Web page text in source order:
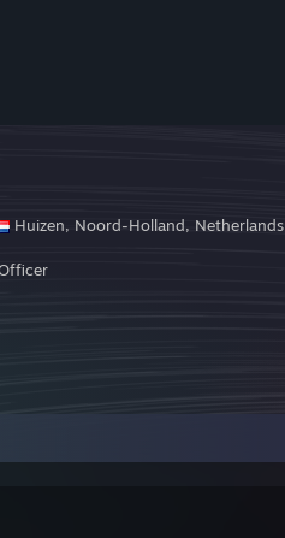
Huizen, Noord-Holland, Netherlands